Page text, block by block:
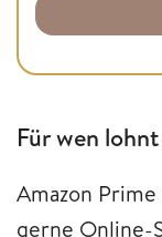
Für wen
Amazon
gerne Online-